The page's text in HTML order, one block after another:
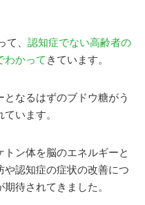
、 認知症でない高齢者の
わかってきています。
なるはずのブドウ糖がう
います。
ン体を脳のエネルギーと
や認知症の症状の改善につ
待されてきました。